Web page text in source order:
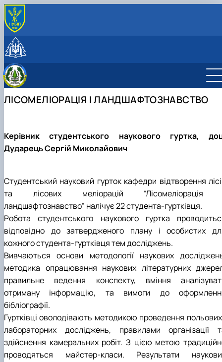
ПРО КАФЕДРУ
Робочі програми 2025
Робочі програми 2026
Бакалавр
Магістр
НАУКОВА ДІЯЛЬНІСТЬ
Підручники, навчальні посібники, монографії
розсадництва
Лісомеліорація і ландшафтознавство
Київська асоціація студентів-лісівників”
МІЖНАРОДНА ДІЯЛЬНІСТЬ
Дорадчо-консультативні послуги
Співпраця
ЛІСОМЕЛІОРАЦІЯ І ЛАНДШАФТОЗНАВСТВО
Керівник студентського наукового гуртка,
Дударець Сергій Миколайович
Студентський науковий гурток кафедри відтворення
та лісових меліорацій “Лісомеліорація
ландшафтознавство” налічує 22 студента-гуртківця.
Робота студентського наукового гуртка
відповідно до затвердженого плану і особистих
кожного студента-гуртківця тем досліджень.
Вивчаються основи методології наукових
методика опрацювання наукових літературних
правильне ведення конспекту, вміння
отриману інформацію, та вимоги до
бібліографії.
Гуртківці оволодівають методикою проведення польових
лабораторних досліджень, правилами організації
здійснення камеральних робіт. З цією метою
проводяться майстер-класи. Результати